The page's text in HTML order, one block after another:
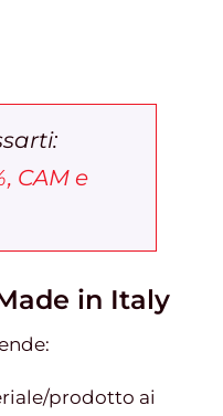
CAM e
in Italy
prodotto ai